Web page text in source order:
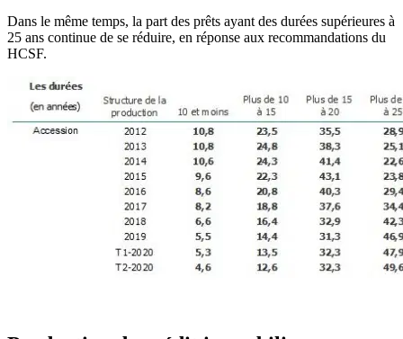
Dans le même temps, la part des prêts ayant des durées supérieures à
25 ans continue de se réduire, en réponse aux recommandations du
HCSF.